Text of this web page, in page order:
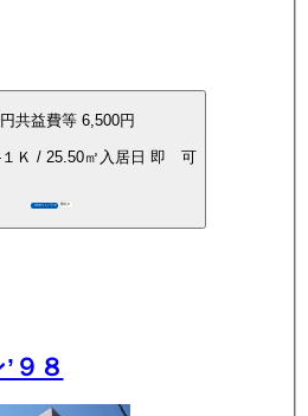
円共益費等 6,500円
１Ｋ / 25.50㎡ 入居日 即 可
360°パノラマ 敷礼0
９８